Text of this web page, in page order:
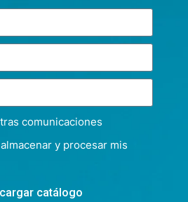
comunicaciones
y procesar mis
catálogo